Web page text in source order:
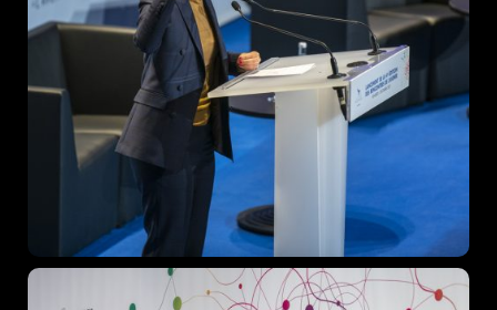
Schedules
Speakers
About